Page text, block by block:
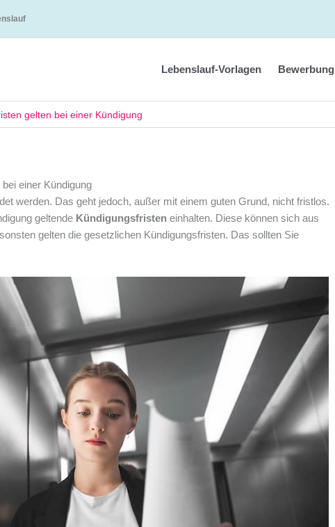
Lebenslauf-Vorlagen Bewerbung
gelten bei einer Kündigung
einer Kündigung
werden. Das geht jedoch, außer mit einem guten Grund, nicht fristlos.
geltende Kündigungsfristen einhalten. Diese können sich aus
gelten die gesetzlichen Kündigungsfristen. Das sollten Sie